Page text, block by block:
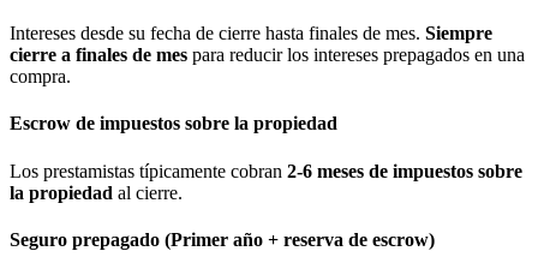
Intereses desde su fecha de cierre hasta finales de mes. Siempre
cierre a finales de mes para reducir los intereses prepagados en una
compra.
Escrow de impuestos sobre la propiedad
Los prestamistas típicamente cobran 2-6 meses de impuestos sobre
la propiedad al cierre.
Seguro prepagado (Primer año + reserva de escrow)